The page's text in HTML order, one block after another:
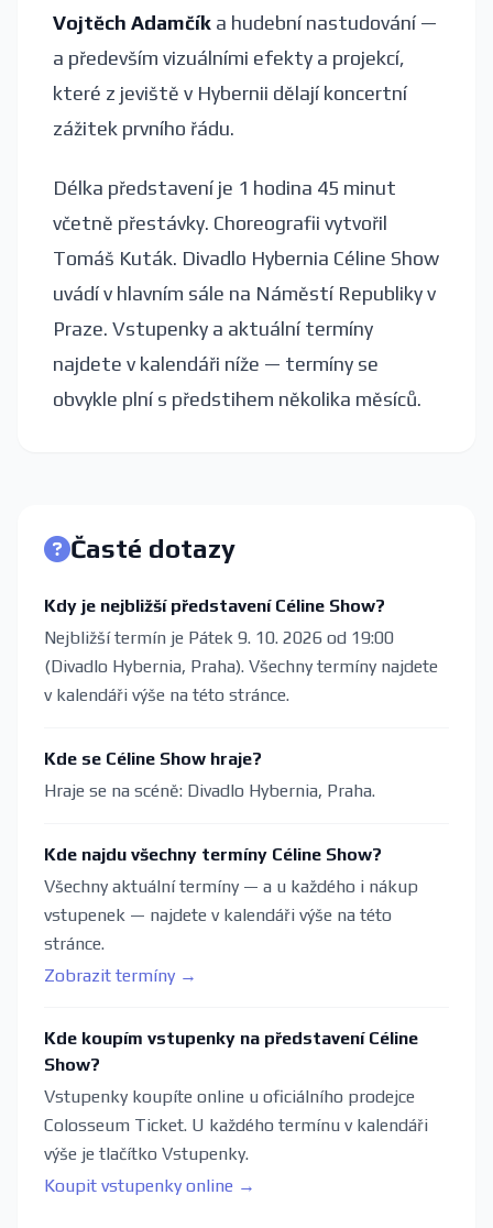
Vojtěch Adamčík a hudební nastudování —
a především vizuálními efekty a projekcí,
které z jeviště v Hybernii dělají koncertní
zážitek prvního řádu.
Délka představení je 1 hodina 45 minut
včetně přestávky. Choreografii vytvořil
Tomáš Kuták. Divadlo Hybernia Céline Show
uvádí v hlavním sále na Náměstí Republiky v
Praze. Vstupenky a aktuální termíny
najdete v kalendáři níže — termíny se
obvykle plní s předstihem několika měsíců.
Časté dotazy
Kdy je nejbližší představení Céline Show?
Nejbližší termín je Pátek 9. 10. 2026 od 19:00
(Divadlo Hybernia, Praha). Všechny termíny najdete
v kalendáři výše na této stránce.
Kde se Céline Show hraje?
Hraje se na scéně: Divadlo Hybernia, Praha.
Kde najdu všechny termíny Céline Show?
Všechny aktuální termíny — a u každého i nákup
vstupenek — najdete v kalendáři výše na této
stránce.
Zobrazit termíny →
Kde koupím vstupenky na představení Céline
Show?
Vstupenky koupíte online u oficiálního prodejce
Colosseum Ticket. U každého termínu v kalendáři
výše je tlačítko Vstupenky.
Koupit vstupenky online →